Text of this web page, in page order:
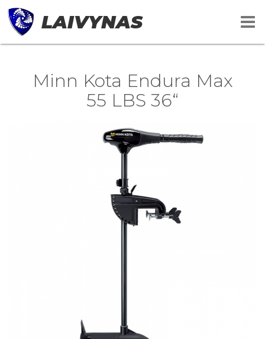
LAIVYNAS
Minn Kota Endura Max
55 LBS 36“